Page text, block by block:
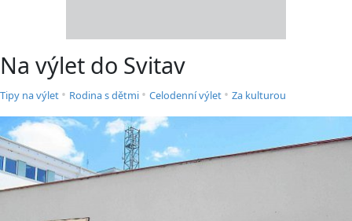
Na výlet do Svitav
Tipy na výlet • Rodina s dětmi • Celodenní výlet • Za kulturou